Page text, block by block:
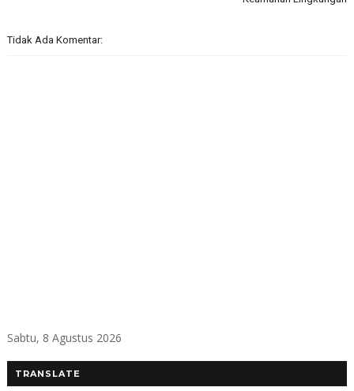
Tidak Ada Komentar:
Sabtu, 8 Agustus 2026
TRANSLATE